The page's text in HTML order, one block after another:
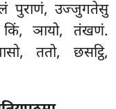
पुराणं, उज्जुगतेसु
किं, ञायो, तंखणं.
ततो, छसट्ठि,